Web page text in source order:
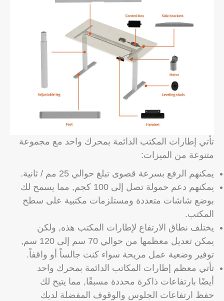
تأتي إطارات المكتب الدائمة بمحرك واحد مع مجموعة
متنوعة من الميزات:
يمكنهم الرفع بسرعة قصوى تبلغ حوالي 25 مم / ثانية.
يمكنهم دعم حمولة تصل إلى 100 كجم, مما يسمح لك
بوضع شاشات متعددة ومستلزمات مكتبية على سطح
المكتب.
يختلف نطاق الارتفاع لإطارات المكتب هذه, ولكن
يمكن تعديل معظمها من حوالي 70 سم إلى 120 سم,
توفير وضعية عمل مريحة سواء كنت جالساً أو واقفاً.
تأتي معظم إطارات المكاتب الدائمة بمحرك واحد
أيضًا بارتفاعات ذاكرة محددة مسبقًا, مما يتيح لك
حفظ ارتفاعات الجلوس والوقوف المفضلة لديك